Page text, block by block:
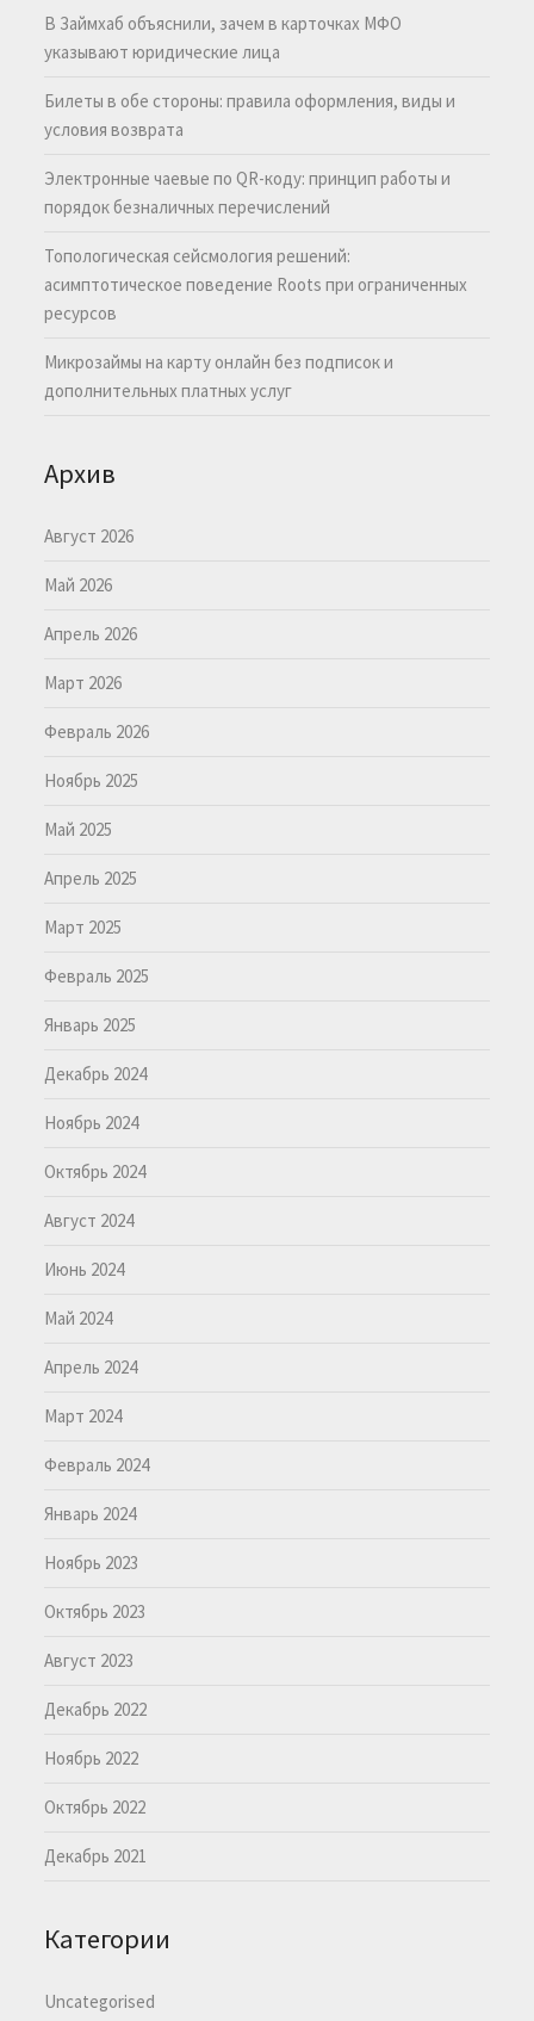
В Займхаб объяснили, зачем в карточках МФО
указывают юридические лица
Билеты в обе стороны: правила оформления, виды и
условия возврата
Электронные чаевые по QR-коду: принцип работы и
порядок безналичных перечислений
Топологическая сейсмология решений:
асимптотическое поведение Roots при ограниченных
ресурсов
Микрозаймы на карту онлайн без подписок и
дополнительных платных услуг
Архив
Август 2026
Май 2026
Апрель 2026
Март 2026
Февраль 2026
Ноябрь 2025
Май 2025
Апрель 2025
Март 2025
Февраль 2025
Январь 2025
Декабрь 2024
Ноябрь 2024
Октябрь 2024
Август 2024
Июнь 2024
Май 2024
Апрель 2024
Март 2024
Февраль 2024
Январь 2024
Ноябрь 2023
Октябрь 2023
Август 2023
Декабрь 2022
Ноябрь 2022
Октябрь 2022
Декабрь 2021
Категории
Uncategorised